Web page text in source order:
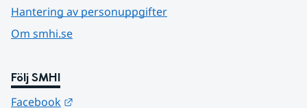
Hantering av personuppgifter
Om smhi.se
Följ SMHI
Facebook